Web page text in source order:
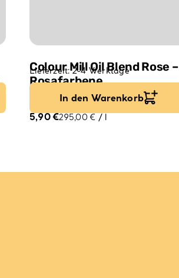
Colour Mill Oil Blend Rose –
Rosafarbene
Lebensmittelfarbe 20 ml
5,90€295,00€ / l
Lieferzeit:2-4 Werktage
In den Warenkorb